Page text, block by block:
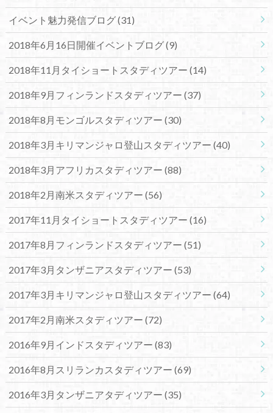
イベント魅力発信ブログ(31)
2018年6月16日開催イベントブログ(9)
2018年11月タイショートスタディツアー (14)
2018年9月フィンランドスタディツアー (37)
2018年8月モンゴルスタディツアー (30)
2018年3月キリマンジャロ登山スタディツアー (40)
2018年3月アフリカスタディツアー (88)
2018年2月南米スタディツアー (56)
2017年11月タイショートスタディツアー (16)
2017年8月フィンランドスタディツアー (51)
2017年3月タンザニアスタディツアー (53)
2017年3月キリマンジャロ登山スタディツアー (64)
2017年2月南米スタディツアー (72)
2016年9月インドスタディツアー (83)
2016年8月スリランカスタディツアー (69)
2016年3月タンザニアタディツアー (35)